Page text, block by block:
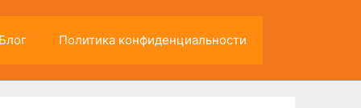
Политика конфиденциальности